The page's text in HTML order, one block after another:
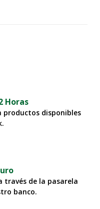
Horas
productos disponibles
de la pasarela
banco.